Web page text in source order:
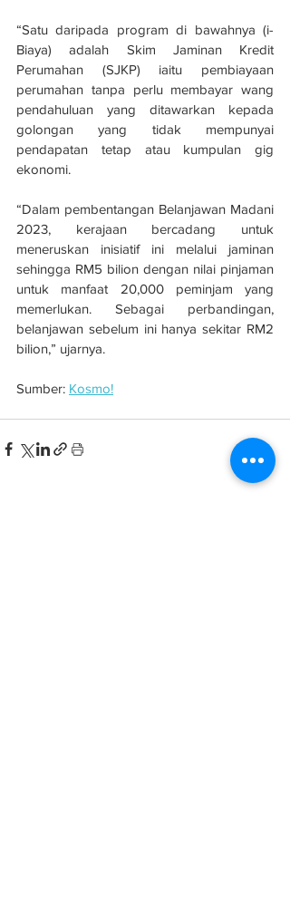
“Satu daripada program di bawahnya (i-
Biaya) adalah Skim Jaminan Kredit
Perumahan (SJKP) iaitu pembiayaan
perumahan tanpa perlu membayar wang
pendahuluan yang ditawarkan kepada
golongan yang tidak mempunyai
pendapatan tetap atau kumpulan gig
ekonomi.
“Dalam pembentangan Belanjawan Madani
2023, kerajaan bercadang untuk
meneruskan inisiatif ini melalui jaminan
sehingga RM5 bilion dengan nilai pinjaman
untuk manfaat 20,000 peminjam yang
memerlukan. Sebagai perbandingan,
belanjawan sebelum ini hanya sekitar RM2
bilion,” ujarnya.
Sumber: Kosmo!